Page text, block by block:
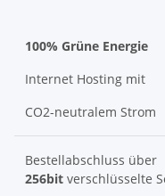
100% Grüne Energie
Internet Hosting mit
CO2-neutralem Strom
Bestellabschluss über
256bit verschlüsselte